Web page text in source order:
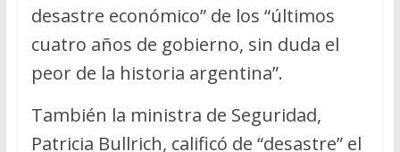
desastre económico” de los “últimos
cuatro años de gobierno, sin duda el
peor de la historia argentina”.
También la ministra de Seguridad,
Patricia Bullrich, calificó de “desastre” el